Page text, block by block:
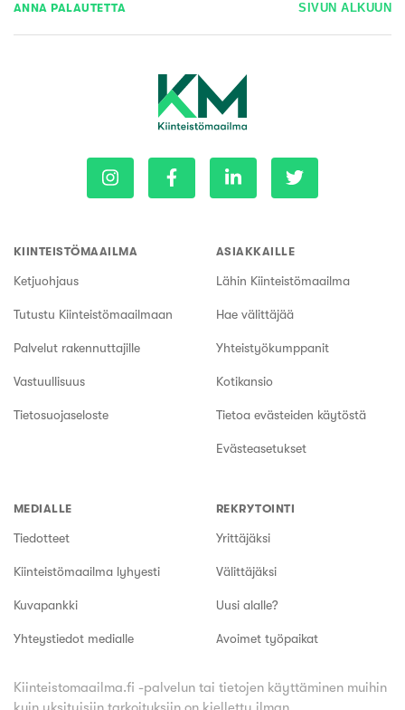
ANNA PALAUTETTA SIVUN ALKUUN
KIINTEISTÖMAAILMA
Ketjuohjaus
Tutustu Kiinteistömaailmaan
Palvelut rakennuttajille
Vastuullisuus
Tietosuojaseloste
ASIAKKAILLE
Lähin Kiinteistömaailma
Hae välittäjää
Yhteistyökumppanit
Kotikansio
Tietoa evästeiden käytöstä
Evästeasetukset
MEDIALLE
Tiedotteet
Kiinteistömaailma lyhyesti
Kuvapankki
Yhteystiedot medialle
REKRYTOINTI
Yrittäjäksi
Välittäjäksi
Uusi alalle?
Avoimet työpaikat
Kiinteistomaailma.fi -palvelun tai tietojen käyttäminen muihin